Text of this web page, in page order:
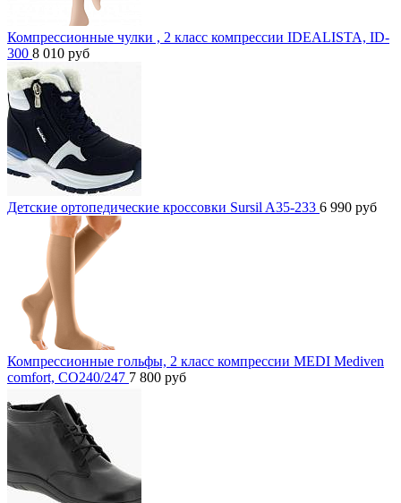
Компрессионные чулки , 2 класс компрессии IDEALISTA, ID-
300 8 010 руб
Детские ортопедические кроссовки Sursil A35-233 6 990 руб
Компрессионные гольфы, 2 класс компрессии MEDI Mediven
comfort, CO240/247 7 800 руб